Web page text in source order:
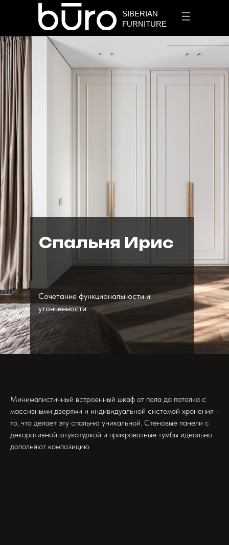
☰
SIBERIAN
FURNITURE
+7 913 912 3656
Спальня Ирис
Сочетание функциональности и
утонченности
Минималистичный встроенный шкаф от пола до потолка с
массивными дверями и индивидуальной системой хранения -
то, что делает эту спальню уникальной. Стеновые панели с
декоративной штукатуркой и прикроватные тумбы идеально
дополняют композицию